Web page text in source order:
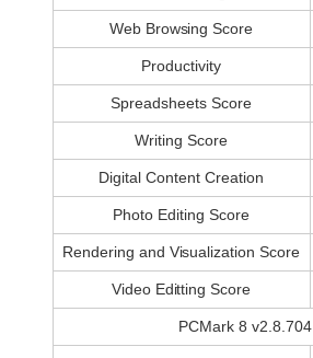
Web Browsing Score
Productivity
Spreadsheets Score
Writing Score
Digital Content Creation
Photo Editing Score
Rendering and Visualization Score
Video Editting Score
PCMark 8 v2.8.704